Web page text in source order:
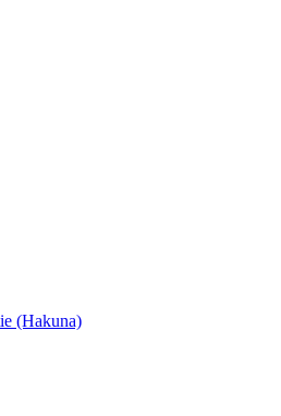
(Hakuna)